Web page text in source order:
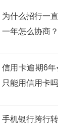
为什么招行一
一年怎么协商？
信用卡逾期6
只能用信用卡
手机银行跨行